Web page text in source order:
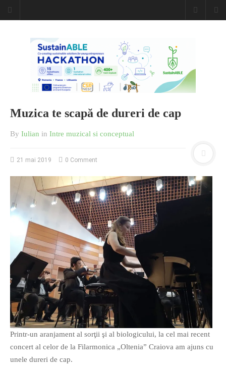
Muzica te scapă de dureri de cap
By Iulian in Intre muzical si conceptual
21 mai 2019 0 Comment
Printr-un aranjament al sorţii şi al biologicului, la cel mai recent
concert al celor de la Filarmonica „Oltenia” Craiova am ajuns cu
unele dureri de cap.